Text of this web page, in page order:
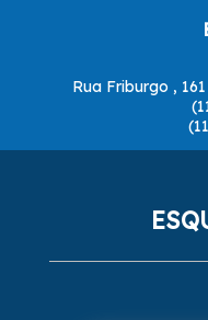
Rua Friburgo ,